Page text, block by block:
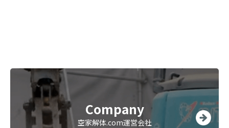
Company
空家解体.com運営会社